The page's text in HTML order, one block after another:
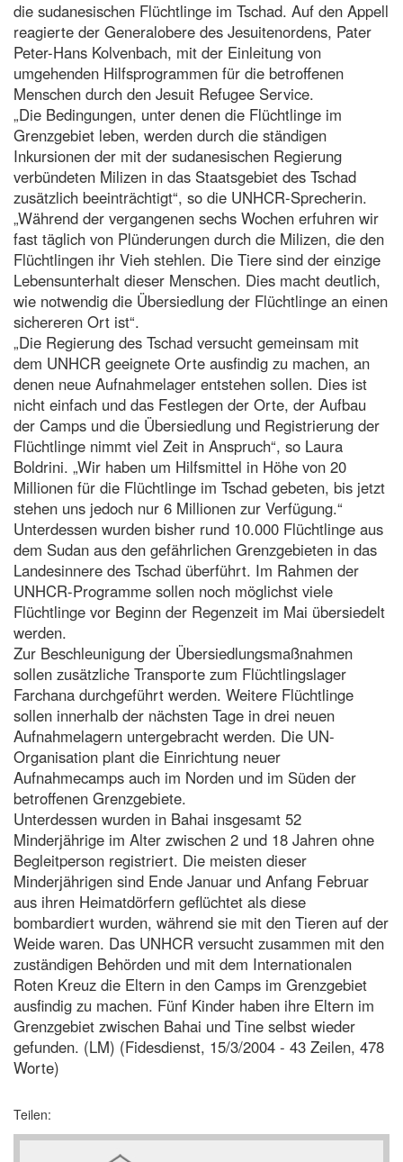
die sudanesischen Flüchtlinge im Tschad. Auf den Appell
reagierte der Generalobere des Jesuitenordens, Pater
Peter-Hans Kolvenbach, mit der Einleitung von
umgehenden Hilfsprogrammen für die betroffenen
Menschen durch den Jesuit Refugee Service.
„Die Bedingungen, unter denen die Flüchtlinge im
Grenzgebiet leben, werden durch die ständigen
Inkursionen der mit der sudanesischen Regierung
verbündeten Milizen in das Staatsgebiet des Tschad
zusätzlich beeinträchtigt“, so die UNHCR-Sprecherin.
„Während der vergangenen sechs Wochen erfuhren wir
fast täglich von Plünderungen durch die Milizen, die den
Flüchtlingen ihr Vieh stehlen. Die Tiere sind der einzige
Lebensunterhalt dieser Menschen. Dies macht deutlich,
wie notwendig die Übersiedlung der Flüchtlinge an einen
sichereren Ort ist“.
„Die Regierung des Tschad versucht gemeinsam mit
dem UNHCR geeignete Orte ausfindig zu machen, an
denen neue Aufnahmelager entstehen sollen. Dies ist
nicht einfach und das Festlegen der Orte, der Aufbau
der Camps und die Übersiedlung und Registrierung der
Flüchtlinge nimmt viel Zeit in Anspruch“, so Laura
Boldrini. „Wir haben um Hilfsmittel in Höhe von 20
Millionen für die Flüchtlinge im Tschad gebeten, bis jetzt
stehen uns jedoch nur 6 Millionen zur Verfügung.“
Unterdessen wurden bisher rund 10.000 Flüchtlinge aus
dem Sudan aus den gefährlichen Grenzgebieten in das
Landesinnere des Tschad überführt. Im Rahmen der
UNHCR-Programme sollen noch möglichst viele
Flüchtlinge vor Beginn der Regenzeit im Mai übersiedelt
werden.
Zur Beschleunigung der Übersiedlungsmaßnahmen
sollen zusätzliche Transporte zum Flüchtlingslager
Farchana durchgeführt werden. Weitere Flüchtlinge
sollen innerhalb der nächsten Tage in drei neuen
Aufnahmelagern untergebracht werden. Die UN-
Organisation plant die Einrichtung neuer
Aufnahmecamps auch im Norden und im Süden der
betroffenen Grenzgebiete.
Unterdessen wurden in Bahai insgesamt 52
Minderjährige im Alter zwischen 2 und 18 Jahren ohne
Begleitperson registriert. Die meisten dieser
Minderjährigen sind Ende Januar und Anfang Februar
aus ihren Heimatdörfern geflüchtet als diese
bombardiert wurden, während sie mit den Tieren auf der
Weide waren. Das UNHCR versucht zusammen mit den
zuständigen Behörden und mit dem Internationalen
Roten Kreuz die Eltern in den Camps im Grenzgebiet
ausfindig zu machen. Fünf Kinder haben ihre Eltern im
Grenzgebiet zwischen Bahai und Tine selbst wieder
gefunden. (LM) (Fidesdienst, 15/3/2004 - 43 Zeilen, 478
Worte)
Teilen: